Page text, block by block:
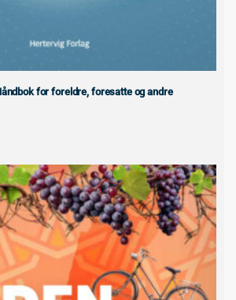
for foreldre, foresatte og andre